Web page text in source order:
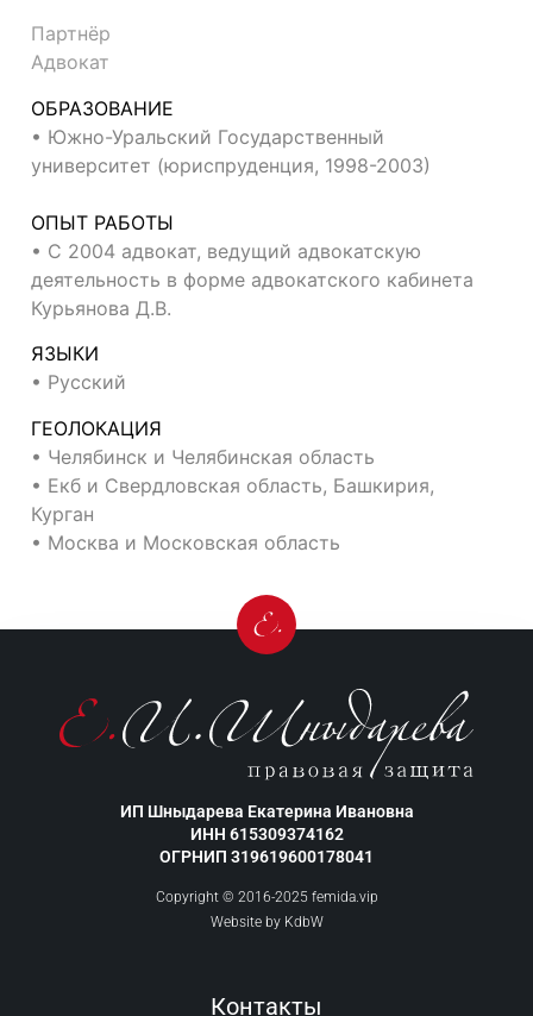
Партнёр
Адвокат
ОБРАЗОВАНИЕ
• Южно-Уральский Государственный
университет (юриспруденция, 1998-2003)
ОПЫТ РАБОТЫ
• С 2004 адвокат, ведущий адвокатскую
деятельность в форме адвокатского кабинета
Курьянова Д.В.
ЯЗЫКИ
• Русский
ГЕОЛОКАЦИЯ
• Челябинск и Челябинская область
• Екб и Свердловская область, Башкирия,
Курган
• Москва и Московская область
ИП Шныдарева Екатерина Ивановна
ИНН 615309374162
ОГРНИП 319619600178041
Copyright © 2016-2025 femida.vip
Website by KdbW
Контакты